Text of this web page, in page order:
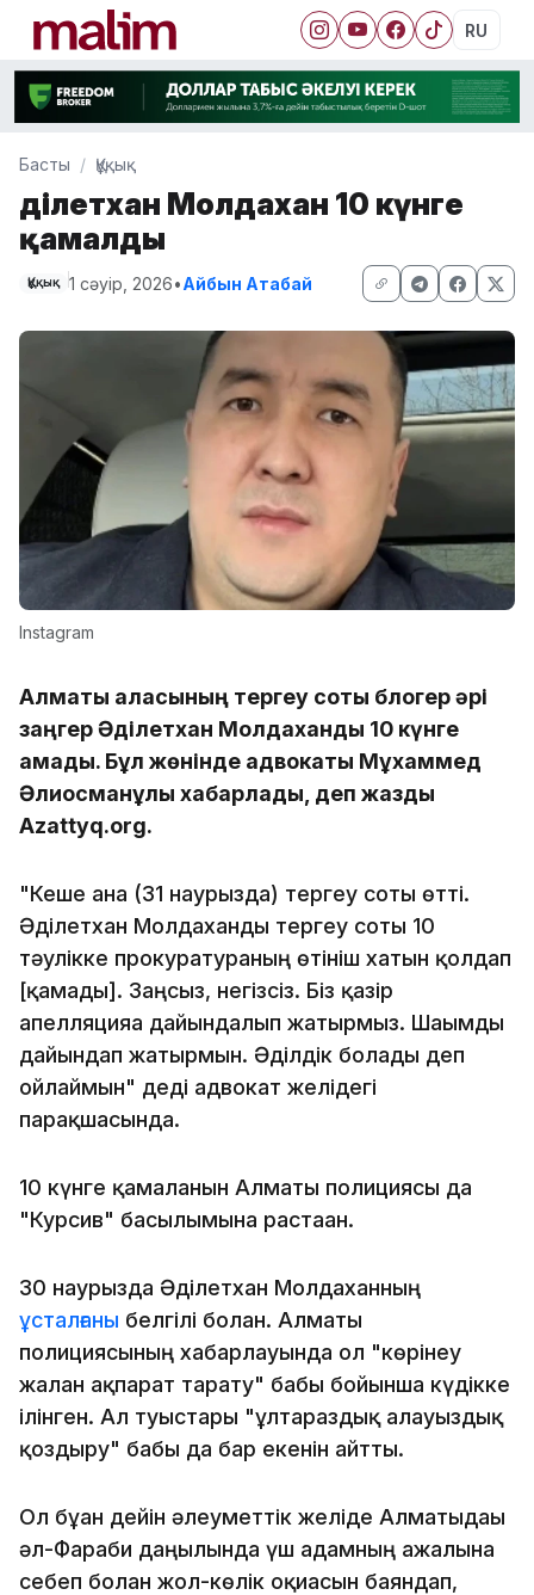
RU
Басты Құқық
Әділетхан Молдахан 10 күнге
қамалды
Құқық 1 сәуір, 2026•Айбын Атабай
Instagram
Алматы қаласының тергеу соты блогер әрі
заңгер Әділетхан Молдаханды 10 күнге
қамады. Бұл жөнінде адвокаты Мұхаммед
Әлиосманұлы хабарлады, деп жазды
Azattyq.org.
"Кеше ғана (31 наурызда) тергеу соты өтті.
Әділетхан Молдаханды тергеу соты 10
тәулікке прокуратураның өтініш хатын қолдап
[қамады]. Заңсыз, негізсіз. Біз қазір
апелляцияға дайындалып жатырмыз. Шағымды
дайындап жатырмын. Әділдік болады деп
ойлаймын" деді адвокат желідегі
парақшасында.
10 күнге қамалғанын Алматы полициясы да
"Курсив" басылымына растаған.
30 наурызда Әділетхан Молдаханның
ұсталғаны белгілі болған. Алматы
полициясының хабарлауында ол "көрінеу
жалған ақпарат тарату" бабы бойынша күдікке
ілінген. Ал туыстары "ұлтараздық алауыздық
қоздыру" бабы да бар екенін айтты.
Ол бұған дейін әлеуметтік желіде Алматыдағы
әл-Фараби даңғылында үш адамның ажалына
себеп болған жол-көлік оқиғасын баяндап,